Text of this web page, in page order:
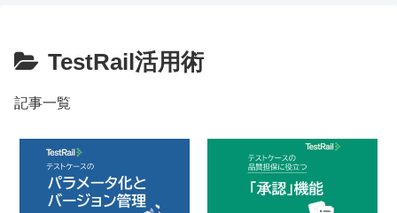
TestRail活用術
記事一覧